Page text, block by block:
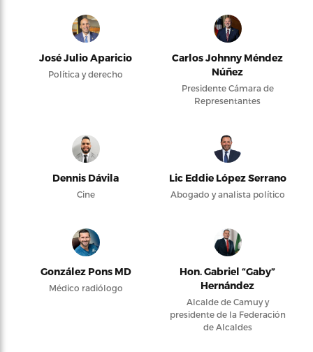
José Julio Aparicio
Política y derecho
Carlos Johnny Méndez
Núñez
Presidente Cámara de
Representantes
Dennis Dávila
Cine
Lic Eddie López Serrano
Abogado y analista político
González Pons MD
Médico radiólogo
Hon. Gabriel “Gaby”
Hernández
Alcalde de Camuy y
presidente de la Federación
de Alcaldes